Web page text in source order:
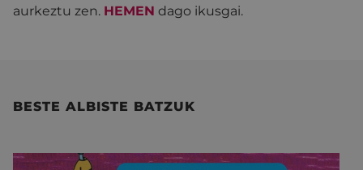
aurkeztu zen. HEMEN dago ikusgai.
BESTE ALBISTE BATZUK